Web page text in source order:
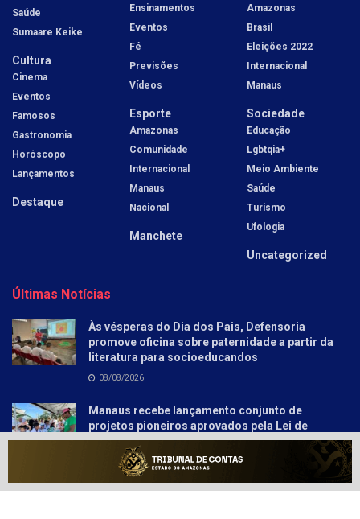
Saúde
Sumaare Keike
Cultura
Cinema
Eventos
Famosos
Gastronomia
Horóscopo
Lançamentos
Destaque
Ensinamentos
Eventos
Fé
Previsões
Vídeos
Esporte
Amazonas
Comunidade
Internacional
Manaus
Nacional
Manchete
Amazonas
Brasil
Eleições 2022
Internacional
Manaus
Sociedade
Educação
Lgbtqia+
Meio Ambiente
Saúde
Turismo
Ufologia
Uncategorized
Últimas Notícias
Às vésperas do Dia dos Pais, Defensoria
promove oficina sobre paternidade a partir da
literatura para socioeducandos
08/08/2026
Manaus recebe lançamento conjunto de
projetos pioneiros aprovados pela Lei de
Incentivo à Reciclagem
08/08/2026